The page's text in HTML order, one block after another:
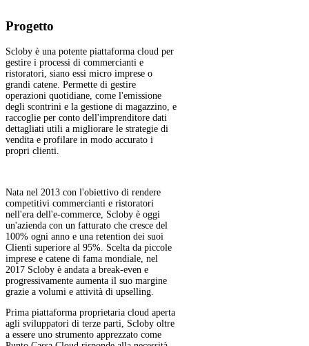
Progetto
Scloby è una potente piattaforma cloud per
gestire i processi di commercianti e
ristoratori, siano essi micro imprese o
grandi catene. Permette di gestire
operazioni quotidiane, come l'emissione
degli scontrini e la gestione di magazzino, e
raccoglie per conto dell'imprenditore dati
dettagliati utili a migliorare le strategie di
vendita e profilare in modo accurato i
propri clienti.
Nata nel 2013 con l'obiettivo di rendere
competitivi commercianti e ristoratori
nell'era dell'e-commerce, Scloby è oggi
un'azienda con un fatturato che cresce del
100% ogni anno e una retention dei suoi
Clienti superiore al 95%. Scelta da piccole
imprese e catene di fama mondiale, nel
2017 Scloby è andata a break-even e
progressivamente aumenta il suo margine
grazie a volumi e attività di upselling.
Prima piattaforma proprietaria cloud aperta
agli sviluppatori di terze parti, Scloby oltre
a essere uno strumento apprezzato come